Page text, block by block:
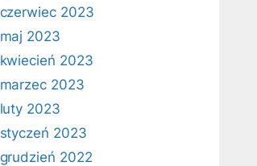
czerwiec 2023
maj 2023
kwiecień 2023
marzec 2023
luty 2023
styczeń 2023
grudzień 2022